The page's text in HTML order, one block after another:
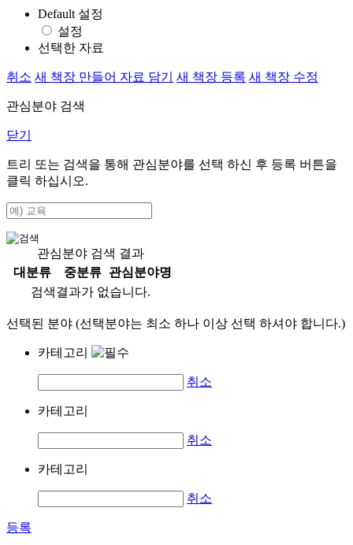
Default 설정
설정
선택한 자료
취소 새 책장 만들어 자료 담기 새 책장 등록 새 책장 수정
관심분야 검색
닫기
트리 또는 검색을 통해 관심분야를 선택 하신 후 등록 버튼을
클릭 하십시오.
관심분야 검색 결과
대분류
중분류
관심분야명
검색결과가 없습니다.
선택된 분야 (선택분야는 최소 하나 이상 선택 하셔야 합니다.)
카테고리
취소
카테고리
취소
카테고리
취소
등록